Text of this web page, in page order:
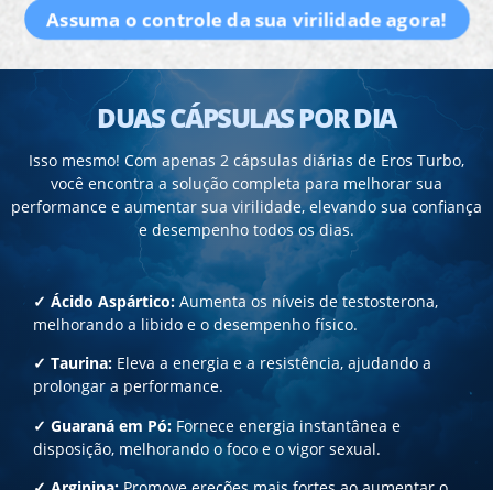
Assuma o controle da sua virilidade agora!
DUAS CÁPSULAS POR DIA
Isso mesmo! Com apenas 2 cápsulas diárias de Eros Turbo,
você encontra a solução completa para melhorar sua
performance e aumentar sua virilidade, elevando sua confiança
e desempenho todos os dias.
✓ Ácido Aspártico: Aumenta os níveis de testosterona,
melhorando a libido e o desempenho físico.
✓ Taurina: Eleva a energia e a resistência, ajudando a
prolongar a performance.
✓ Guaraná em Pó: Fornece energia instantânea e
disposição, melhorando o foco e o vigor sexual.